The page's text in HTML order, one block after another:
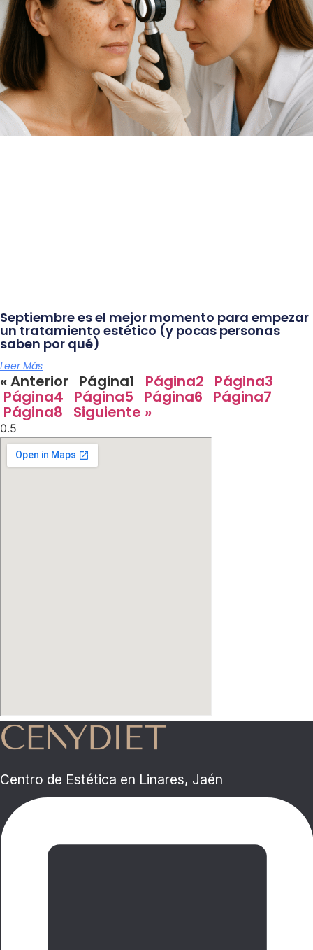
Septiembre es el mejor momento para empezar
un tratamiento estético (y pocas personas
saben por qué)
Leer Más
« Anterior Página1 Página2 Página3
Página4 Página5 Página6 Página7
Página8 Siguiente »
Centro de Estética en Linares, Jaén